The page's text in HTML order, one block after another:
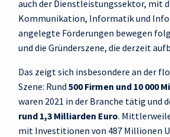
auch der Dienstleistungssektor, mit
Kommunikation, Informatik und
angelegte Förderungen bewegen
und die Gründerszene, die derzeit
Das zeigt sich insbesondere an der
Szene: Rund 500 Firmen und 10 000
waren 2021 in der Branche tätig und
rund 1,3 Milliarden Euro.
mit Investitionen von 487 Millionen